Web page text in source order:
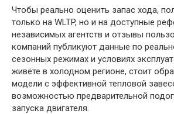
Чтобы реально оценить запас хода,
только на WLTP, но и на доступные
независимых агентств и отзывы
компаний публикуют данные по
сезонных режимах и условиях
живёте в холодном регионе, стоит
модели с эффективной тепловой
возможностью предварительной
запуска двигателя.